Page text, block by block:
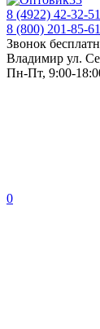
8 (4922) 42-32-51
8 (800) 201-85-61
Звонок
Владимир ул.
Пн-Пт, 9:00-
0